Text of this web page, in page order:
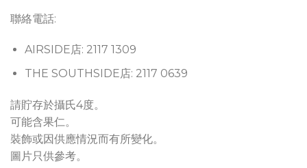
聯絡電話:
AIRSIDE店: 2117 1309
THE SOUTHSIDE店: 2117 0639
請貯存於攝氏4度。
可能含果仁。
裝飾或因供應情況而有所變化。
圖片只供參考。